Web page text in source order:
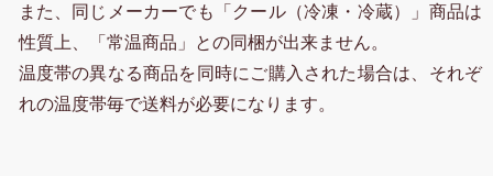
また、同じメーカーでも「クール（冷凍・冷蔵）」商品は
性質上、「常温商品」との同梱が出来ません。
温度帯の異なる商品を同時にご購入された場合は、それぞ
れの温度帯毎で送料が必要になります。